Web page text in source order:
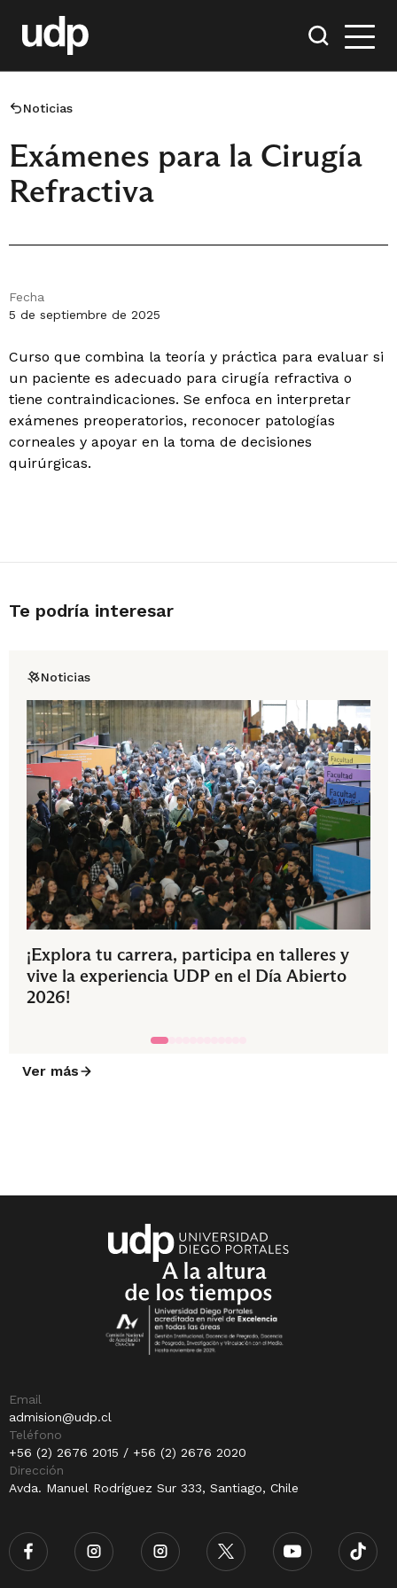
Noticias
Exámenes para la Cirugía
Refractiva
Fecha
5 de septiembre de 2025
Curso que combina la teoría y práctica para evaluar si
un paciente es adecuado para cirugía refractiva o
tiene contraindicaciones. Se enfoca en interpretar
exámenes preoperatorios, reconocer patologías
corneales y apoyar en la toma de decisiones
quirúrgicas.
Te podría interesar
Noticias
¡Explora tu carrera, participa en talleres y
vive la experiencia UDP en el Día Abierto
2026!
Ver más
Email
admision@udp.cl
Teléfono
+56 (2) 2676 2015 / +56 (2) 2676 2020
Dirección
Avda. Manuel Rodríguez Sur 333, Santiago, Chile